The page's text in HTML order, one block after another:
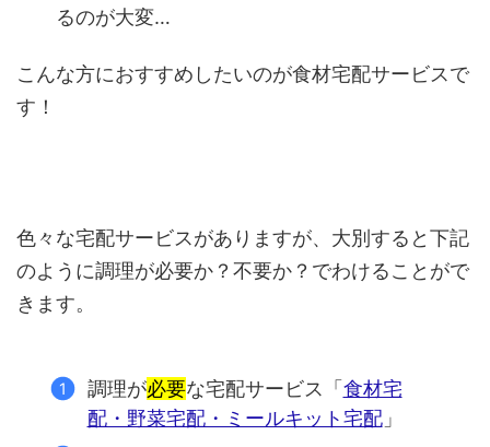
るのが大変…
こんな方におすすめしたいのが食材宅配サービスで
す！
色々な宅配サービスがありますが、大別すると下記
のように調理が必要か？不要か？でわけることがで
きます。
調理が必要な宅配サービス「食材宅
配・野菜宅配・ミールキット宅配」